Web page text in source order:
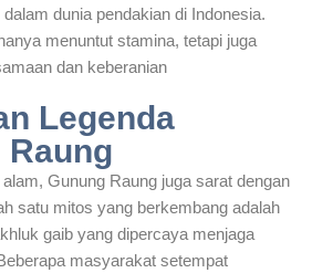
dunia pendakian di Indonesia.
menuntut stamina, tetapi juga
dan keberanian
Legenda
Raung
Gunung Raung juga sarat dengan
satu mitos yang berkembang adalah
gaib yang dipercaya menjaga
masyarakat setempat